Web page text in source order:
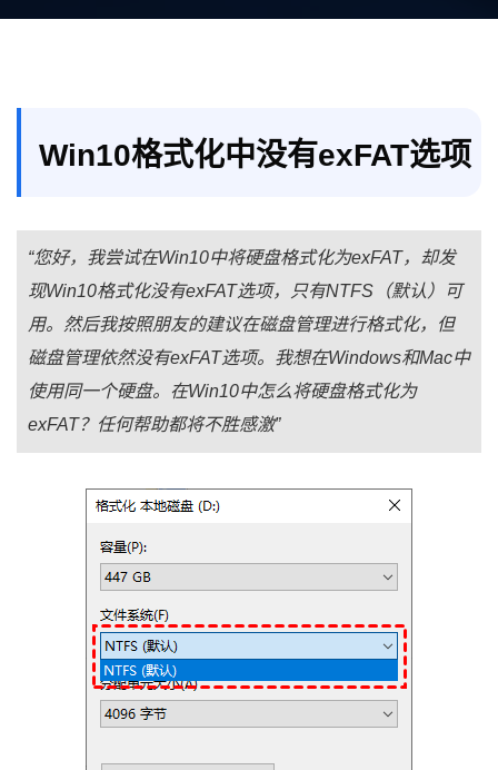
Win10格式化中没有exFAT选项
“您好，我尝试在Win10中将硬盘格式化为exFAT，却发
现Win10格式化没有exFAT选项，只有NTFS（默认）可
用。然后我按照朋友的建议在磁盘管理进行格式化，但
磁盘管理依然没有exFAT选项。我想在Windows和Mac中
使用同一个硬盘。在Win10中怎么将硬盘格式化为
exFAT？任何帮助都将不胜感激”